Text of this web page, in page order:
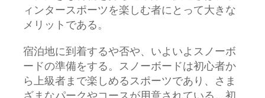
ィンタースポーツを楽しむ者にとって大きな
メリットである。
宿泊地に到着するや否や、いよいよスノーボ
ードの準備をする。スノーボードは初心者か
ら上級者まで楽しめるスポーツであり、さま